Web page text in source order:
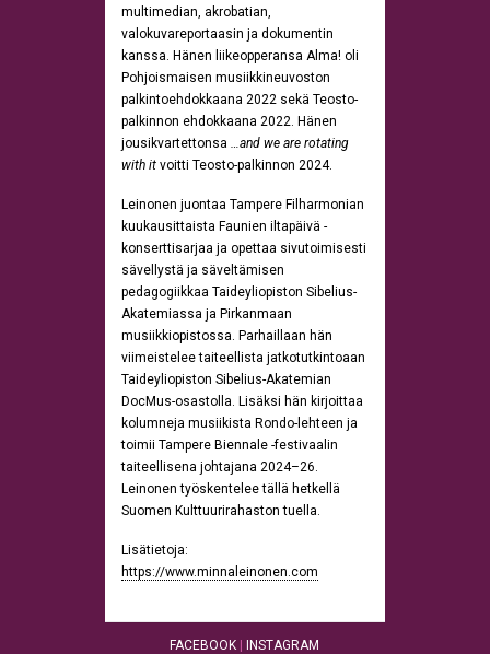
multimedian, akrobatian,
valokuvareportaasin ja dokumentin
kanssa. Hänen liikeopperansa Alma! oli
Pohjoismaisen musiikkineuvoston
palkintoehdokkaana 2022 sekä Teosto-
palkinnon ehdokkaana 2022. Hänen
jousikvartettonsa…and we are rotating
with itvoitti Teosto-palkinnon 2024.
Leinonen juontaa Tampere Filharmonian
kuukausittaista Faunien iltapäivä -
konserttisarjaa ja opettaa sivutoimisesti
sävellystä ja säveltämisen
pedagogiikkaa Taideyliopiston Sibelius-
Akatemiassa ja Pirkanmaan
musiikkiopistossa. Parhaillaan hän
viimeistelee taiteellista jatkotutkintoaan
Taideyliopiston Sibelius-Akatemian
DocMus-osastolla. Lisäksi hän kirjoittaa
kolumneja musiikista Rondo-lehteen ja
toimii Tampere Biennale -festivaalin
taiteellisena johtajana 2024–26.
Leinonen työskentelee tällä hetkellä
Suomen Kulttuurirahaston tuella.
Lisätietoja:
https://www.minnaleinonen.com
FACEBOOK | INSTAGRAM